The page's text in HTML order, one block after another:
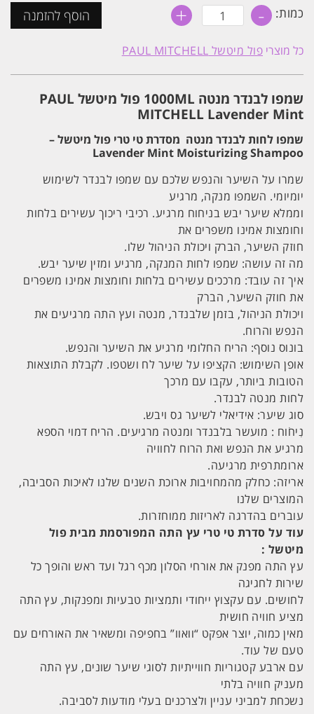
כמות: - כמות
של
לבנדר
מנטה
פול
PAUL
MITCHELL
Lavender
Mint
+ הוסף להזמנה
כל מוצרי פול מיטשל PAUL MITCHELL
שמפו לבנדר מנטה 1000ML פול מיטשל PAUL
MITCHELL Lavender Mint
שמפו לחות לבנדר מנטה מסדרת טי טרי פול מיטשל –
Lavender Mint Moisturizing Shampoo
שמרו על השיער והנפש שלכם עם שמפו לבנדר לשימוש
יומיומי. השמפו מנקה, מרגיע
וממלא שיער יבש בניחוח מרגיע. רכיבי ריכוך עשירים בלחות
וחומצות אמינו משפרים את
חוזק השיער, הברק ויכולת הניהול שלו.
מה זה עושה: שמפו לחות המנקה, מרגיע ומזין שיער יבש.
איך זה עובד: מרככים עשירים בלחות וחומצות אמינו משפרים
את חוזק השיער, הברק
ויכולת הניהול, בזמן שלבנדר, מנטה ועץ התה מרגיעים את
הנפש והרוח.
בונוס נוסף: הריח החלומי מרגיע את השיער והנפש.
אופן השימוש: הקציפו על שיער לח ושטפו. לקבלת התוצאות
הטובות ביותר, עקבו עם מרכך
לחות מנטה לבנדר.
סוג שיער: אידיאלי לשיער גס ויבש.
נִיחֹוח : מועשר בלבנדר ומנטה מרגיעים. הריח דמוי הספא
מרגיע את הנפש ואת הרוח לחוויה
ארומתרפית מרגיעה.
אריזה: כחלק מהמחויבות ארוכת השנים שלנו לאיכות הסביבה,
המוצרים שלנו
עוברים בהדרגה לאריזות ממוחזרות.
עוד על סדרת טי טרי עץ התה המפורסמת מבית פול
מיטשל :
עץ התה מפנק את אורחי הסלון מכף רגל ועד ראש והופך כל
שירות לחגיגה
לחושים. עם עקצוץ ייחודי ותמציות טבעיות ומפנקות, עץ התה
מציע חוויה חושית
מאין כמוה, יוצר אפקט “וואוו” בחפיפה ומשאיר את האורחים עם
טעם של עוד.
עם ארבע קטגוריות חווייתיות לסוגי שיער שונים, עץ התה
מעניק חוויה בלתי
נשכחת למביני עניין ולצרכנים בעלי מודעות לסביבה.